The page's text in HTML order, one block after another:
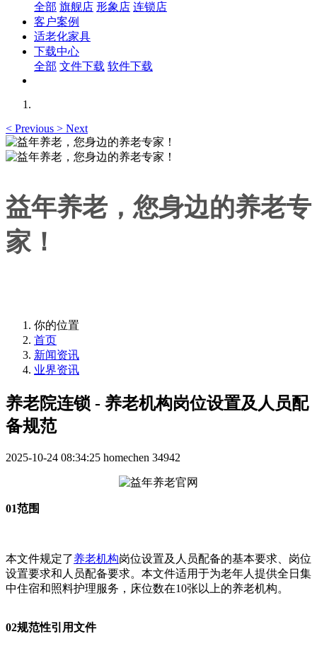
全部 旗舰店 形象店 连锁店
客户案例
适老化家具
下载中心
全部 文件下载 软件下载
< Previous > Next
益年养老，您身边的养老专
家！
你的位置
首页
新闻资讯
业界资讯
养老院连锁 - 养老机构岗位设置及人员配
备规范
2025-10-24 08:34:25 homechen 34942
01范围
本文件规定了养老机构岗位设置及人员配备的基本要求、岗位
设置要求和人员配备要求。本文件适用于为老年人提供全日集
中住宿和照料护理服务，床位数在10张以上的养老机构。
02规范性引用文件